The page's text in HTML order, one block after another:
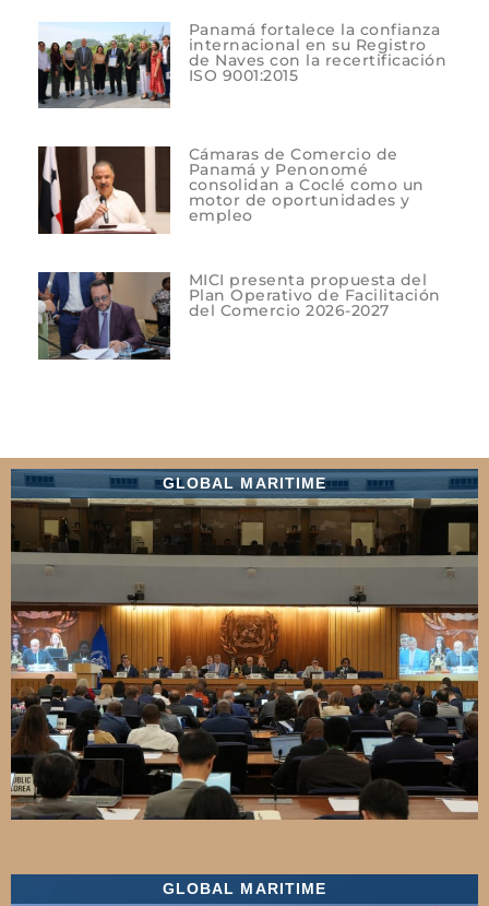
Panamá fortalece la confianza
internacional en su Registro
de Naves con la recertificación
ISO 9001:2015
Cámaras de Comercio de
Panamá y Penonomé
consolidan a Coclé como un
motor de oportunidades y
empleo
MICI presenta propuesta del
Plan Operativo de Facilitación
del Comercio 2026-2027
GLOBAL MARITIME
GLOBAL MARITIME